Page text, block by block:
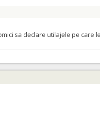
sa declare utilajele pe care